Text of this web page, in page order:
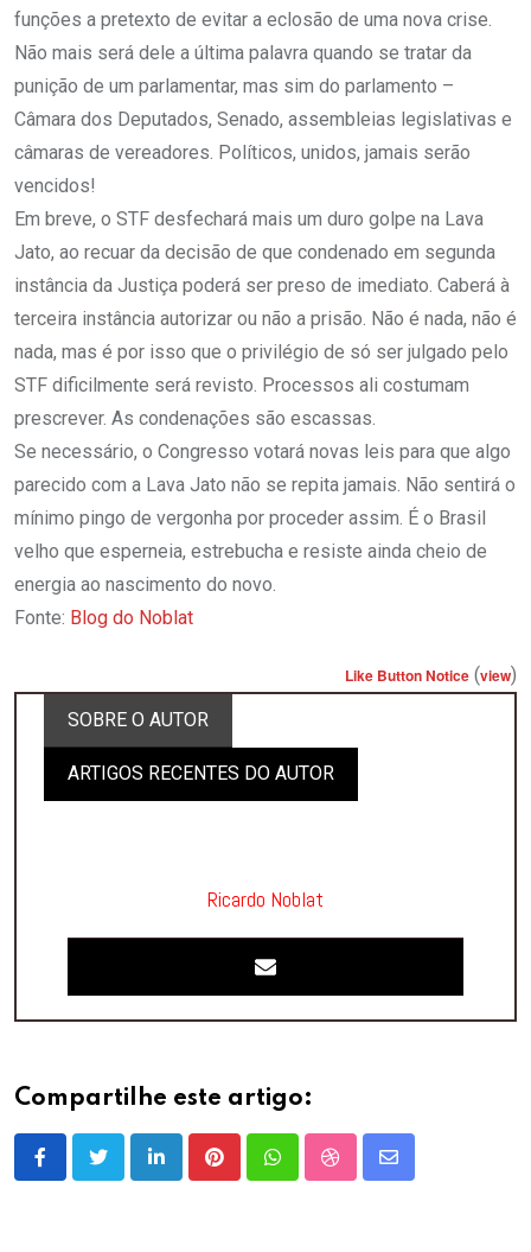
funções a pretexto de evitar a eclosão de uma nova crise.
Não mais será dele a última palavra quando se tratar da
punição de um parlamentar, mas sim do parlamento –
Câmara dos Deputados, Senado, assembleias legislativas e
câmaras de vereadores. Políticos, unidos, jamais serão
vencidos!
Em breve, o STF desfechará mais um duro golpe na Lava
Jato, ao recuar da decisão de que condenado em segunda
instância da Justiça poderá ser preso de imediato. Caberá à
terceira instância autorizar ou não a prisão. Não é nada, não é
nada, mas é por isso que o privilégio de só ser julgado pelo
STF dificilmente será revisto. Processos ali costumam
prescrever. As condenações são escassas.
Se necessário, o Congresso votará novas leis para que algo
parecido com a Lava Jato não se repita jamais. Não sentirá o
mínimo pingo de vergonha por proceder assim. É o Brasil
velho que esperneia, estrebucha e resiste ainda cheio de
energia ao nascimento do novo.
Fonte: Blog do Noblat
Like Button Notice (view)
SOBRE O AUTOR
ARTIGOS RECENTES DO AUTOR
Ricardo Noblat
Compartilhe este artigo:
LinkedInPinterestWhatsappStumbleUpon
Share